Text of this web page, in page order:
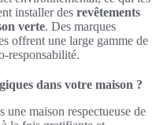
installer des revêtements
verte. Des marques
offrent une large gamme de
responsabilité.
dans votre maison ?
une maison respectueuse de